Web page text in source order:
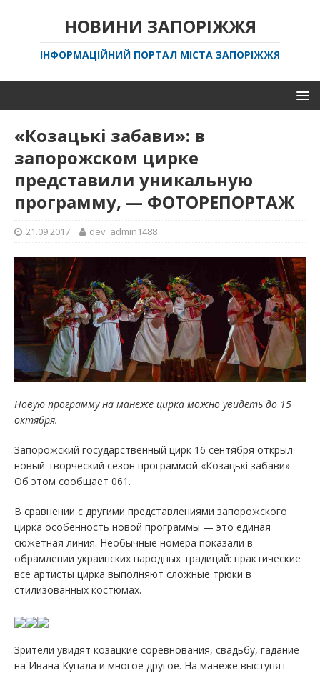
НОВИНИ ЗАПОРІЖЖЯ
ІНФОРМАЦІЙНИЙ ПОРТАЛ МІСТА ЗАПОРІЖЖЯ
«Козацькі забави»: в
запорожском цирке
представили уникальную
программу, — ФОТОРЕПОРТАЖ
21.09.2017 dev_admin1488
Новую программу на манеже цирка можно увидеть до 15
октября.
Запорожский государственный цирк 16 сентября открыл
новый творческий сезон программой «Козацькі забави».
Об этом сообщает 061.
В сравнении с другими представлениями запорожского
цирка особенность новой программы — это единая
сюжетная линия. Необычные номера показали в
обрамлении украинских народных традиций: практические
все артисты цирка выполняют сложные трюки в
стилизованных костюмах.
Зрители увидят козацкие соревнования, свадьбу, гадание
на Ивана Купала и многое другое. На манеже выступят